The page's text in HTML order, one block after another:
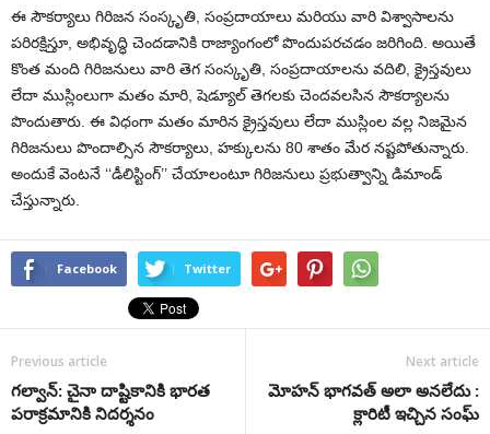
ఈ సౌకర్యాలు గిరిజన సంస్కృతి, సంప్రదాయాలు మరియు వారి విశ్వాసాలను
పరిరక్షిస్తూ, అభివృద్ధి చెందడానికి రాజ్యాంగంలో పొందుపరచడం జరిగింది. అయితే
కొంత మంది గిరిజనులు వారి తెగ సంస్కృతి, సంప్రదాయాలను వదిలి, క్రైస్తవులు
లేదా ముస్లింలుగా మతం మారి, షెడ్యూల్‌ తెగలకు చెందవలసిన సౌకర్యాలను
పొందుతారు. ఈ విధంగా మతం మారిన క్రైస్తవులు లేదా ముస్లింల వల్ల నిజమైన
గిరిజనులు పొందాల్సిన సౌకర్యాలు, హక్కులను 80 శాతం మేర నష్టపోతున్నారు.
అందుకే వెంటనే ‘‘డీలిస్టింగ్‌’’ చేయాలంటూ గిరిజనులు ప్రభుత్వాన్ని డిమాండ్‌
చేస్తున్నారు.
Facebook Twitter
Previous article
గల్వాన్: చైనా దాష్టికానికి భారత
పరాక్రమానికి నిదర్శనం
Next article
మోహన్ భాగవత్ అలా అనలేదు :
క్లారిటీ ఇచ్చిన సంఘ్